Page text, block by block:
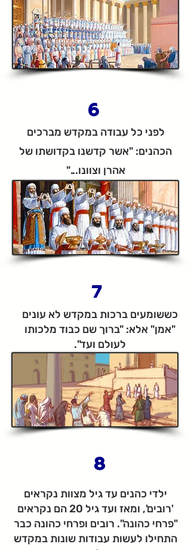
לפני כל עבודה במקדש מברכים
הכהנים: "אשר קדשנו בקדושתו של
אהרן וצוונו..."
6
כששומעים ברכות במקדש לא עונים
"אמן" אלא: "ברוך שם כבוד מלכותו
לעולם ועד".
7
8
ילדי כהנים עד גיל מצוות נקראים
'רובים', ומאז ועד גיל 20 הם נקראים
"פרחי כהונה". רובים ופרחי כהונה כבר
התחילו לעשות עבודות שונות במקדש